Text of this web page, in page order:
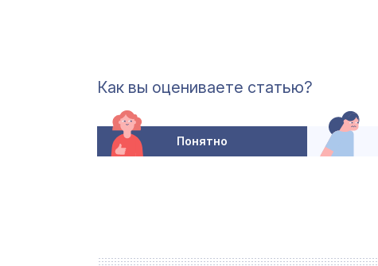
Как вы оцениваете статью?
Понятно